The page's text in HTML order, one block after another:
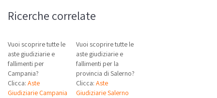
Ricerche correlate
Vuoi scoprire tutte le
aste giudiziarie e
fallimenti per
Campania?
Clicca: Aste
Giudiziarie Campania
Vuoi scoprire tutte le
aste giudiziarie e
fallimenti per la
provincia di Salerno?
Clicca:Aste
Giudiziarie Salerno